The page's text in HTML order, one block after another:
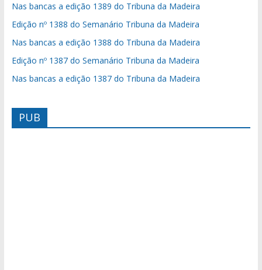
Nas bancas a edição 1389 do Tribuna da Madeira
Edição nº 1388 do Semanário Tribuna da Madeira
Nas bancas a edição 1388 do Tribuna da Madeira
Edição nº 1387 do Semanário Tribuna da Madeira
Nas bancas a edição 1387 do Tribuna da Madeira
PUB